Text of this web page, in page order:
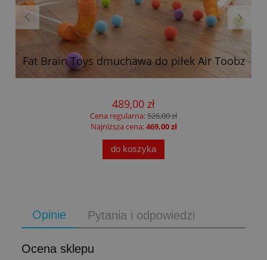
Fat Brain Toys dmuchawa do piłek Air Toobz
489,00 zł
Cena regularna:526,00 zł
Najniższa cena:469,00 zł
do koszyka
Opinie Pytania i odpowiedzi
Ocena sklepu